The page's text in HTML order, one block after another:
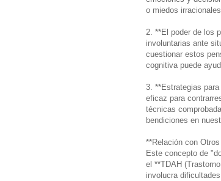
o miedos
2. **El poder de los
involuntarias ante
cuestionar estos
cognitiva puede
3. **Estrategias
eficaz para
técnicas
bendiciones en
**Relación con
Este concepto de
el **TDAH
involucra